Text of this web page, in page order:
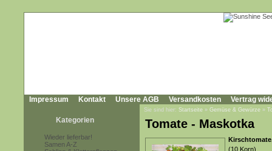
Impressum Kontakt Unsere AGB Versandkosten Vertrag
Kategorien
Wieder lieferbar!
Samen A-Z
Sie sind hier: Startseite » Gemüse & Gewürze »
Tomate - Maskotka
(10 Korn)